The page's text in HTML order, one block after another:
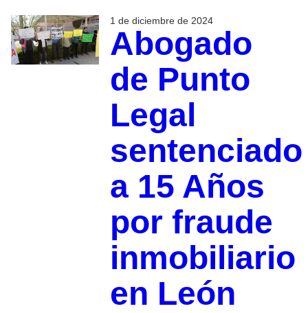
1 de diciembre de 2024
Abogado
de Punto
Legal
sentenciado
a 15 Años
por fraude
inmobiliario
en León